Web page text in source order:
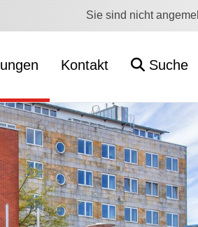
Sie sind nicht
Kontakt Suche